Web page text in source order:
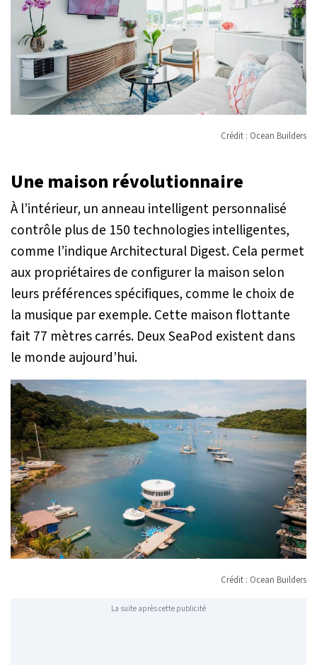
Crédit : Ocean Builders
Une maison révolutionnaire
À l’intérieur, un anneau intelligent personnalisé
contrôle plus de 150 technologies intelligentes,
comme l’indique Architectural Digest. Cela permet
aux propriétaires de configurer la maison selon
leurs préférences spécifiques, comme le choix de
la musique par exemple. Cette maison flottante
fait 77 mètres carrés. Deux SeaPod existent dans
le monde aujourd’hui.
Crédit : Ocean Builders
La suite après cette publicité